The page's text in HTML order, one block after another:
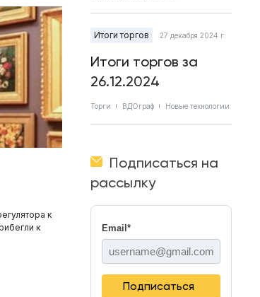
к
к
Итоги торгов 27 декабря 2024 г.
Итоги торгов за
26.12.2024
Торги ВДОграф Новые технологии
Подписаться на
рассылку
Email *
Подписаться